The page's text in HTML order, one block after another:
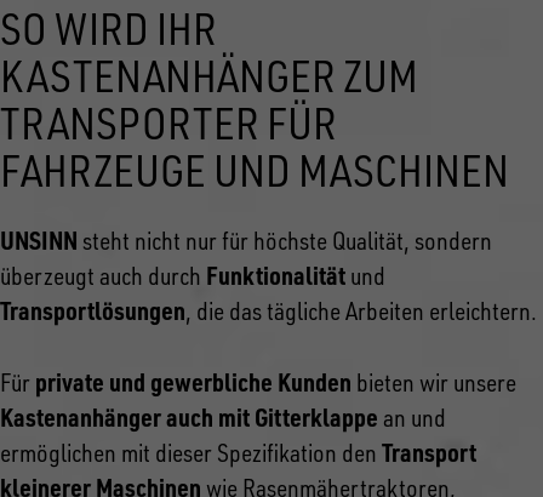
SO WIRD IHR
KASTENANHÄNGER ZUM
TRANSPORTER FÜR
FAHRZEUGE UND MASCHINEN
UNSINN steht nicht nur für höchste Qualität, sondern
überzeugt auch durch Funktionalität und
Transportlösungen, die das tägliche Arbeiten erleichtern.
Für private und gewerbliche Kunden bieten wir unsere
Kastenanhänger auch mit Gitterklappe an und
ermöglichen mit dieser Spezifikation den Transport
kleinerer Maschinen wie Rasenmähertraktoren,